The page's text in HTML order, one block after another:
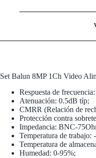
Set Balun 8MP 1Ch Video
Respuesta de
Atenuación: 0.5dB típ;
CMRR (Relación de
Protección contra
Impedancia: BNC-
Temperatura de trabajo:
Temperatura de
Humedad: 0-95%;